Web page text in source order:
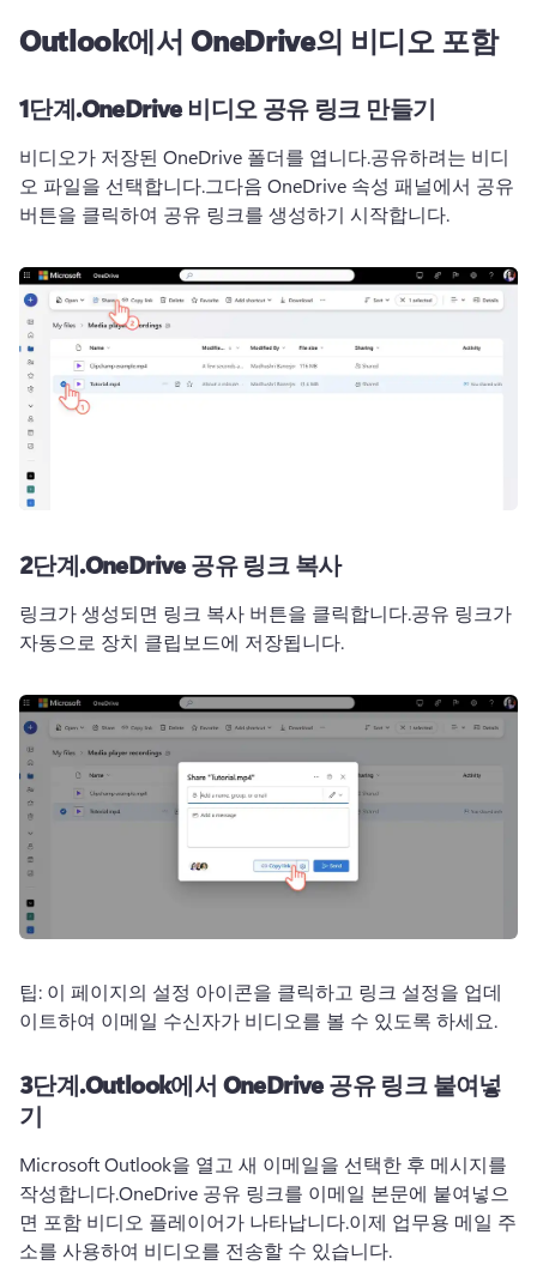
Outlook에서 OneDrive의 비디오 포함
1단계.OneDrive 비디오 공유 링크 만들기
비디오가 저장된 OneDrive 폴더를 엽니다.공유하려는 비디
오 파일을 선택합니다.그다음 OneDrive 속성 패널에서 공유
버튼을 클릭하여 공유 링크를 생성하기 시작합니다.
2단계.OneDrive 공유 링크 복사
링크가 생성되면 링크 복사 버튼을 클릭합니다.공유 링크가
자동으로 장치 클립보드에 저장됩니다.
팁: 이 페이지의 설정 아이콘을 클릭하고 링크 설정을 업데
이트하여 이메일 수신자가 비디오를 볼 수 있도록 하세요.
3단계.Outlook에서 OneDrive 공유 링크 붙여넣
기
Microsoft Outlook을 열고 새 이메일을 선택한 후 메시지를
작성합니다.OneDrive 공유 링크를 이메일 본문에 붙여넣으
면 포함 비디오 플레이어가 나타납니다.이제 업무용 메일 주
소를 사용하여 비디오를 전송할 수 있습니다.